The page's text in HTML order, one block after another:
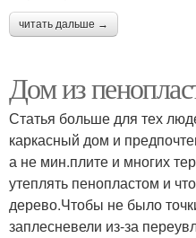
читать дальше →
Дом из
Статья больше для тех
каркасный дом и
а не мин.плите и многих
утеплять пенопластом и
дерево.Чтобы не было
заплесневели из-за